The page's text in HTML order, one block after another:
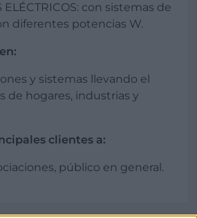
ELÉCTRICOS: con sistemas de
diferentes potencias W.
y sistemas llevando el
de hogares, industrias y
clientes a:
público en general.